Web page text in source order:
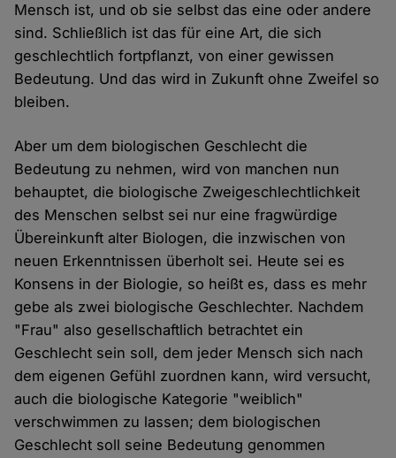
Mensch ist, und ob sie selbst das eine oder andere
sind. Schließlich ist das für eine Art, die sich
geschlechtlich fortpflanzt, von einer gewissen
Bedeutung. Und das wird in Zukunft ohne Zweifel so
bleiben.
Aber um dem biologischen Geschlecht die
Bedeutung zu nehmen, wird von manchen nun
behauptet, die biologische Zweigeschlechtlichkeit
des Menschen selbst sei nur eine fragwürdige
Übereinkunft alter Biologen, die inzwischen von
neuen Erkenntnissen überholt sei. Heute sei es
Konsens in der Biologie, so heißt es, dass es mehr
gebe als zwei biologische Geschlechter. Nachdem
"Frau" also gesellschaftlich betrachtet ein
Geschlecht sein soll, dem jeder Mensch sich nach
dem eigenen Gefühl zuordnen kann, wird versucht,
auch die biologische Kategorie "weiblich"
verschwimmen zu lassen; dem biologischen
Geschlecht soll seine Bedeutung genommen